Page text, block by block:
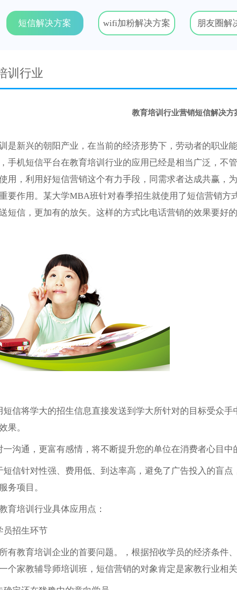
短信解决方案 wifi加粉解决方案 朋友圈解
训行业
教育培训行业营销短信解决方
是新兴的朝阳产业，在当前的经济形势下，劳动者的职业
手机短信平台在教育培训行业的应用已经是相当广泛，不
用，利用好短信营销这个有力手段，同需求者达成共赢，
要作用。某大学MBA班针对春季招生就使用了短信营销方
短信，更加有的放矢。这样的方式比电话营销的效果要好的
短信将学大的招生信息直接发送到学大所针对的目标受众
果。
一沟通，更富有感情，将不断提升您的单位在消费者心目中
短信针对性强、费用低、到达率高，避免了广告投入的盲
务项目。
育培训行业具体应用点：
员招生环节
有教育培训企业的首要问题。，根据招收学员的经济条件
个家教辅导师培训班，短信营销的对象肯定是家教行业相关